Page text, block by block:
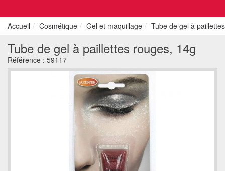
Accueil Cosmétique Gel et maquillage Tube de gel à
Tube de gel à paillettes rouges, 14g
Référence : 59117